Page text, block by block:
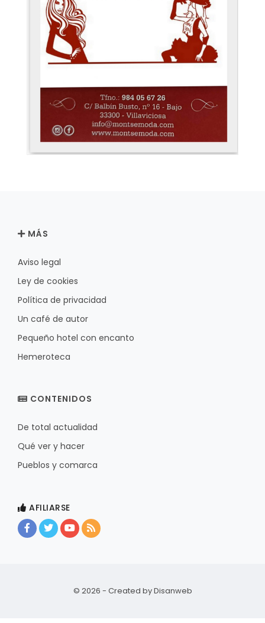
MÁS
Aviso legal
Ley de cookies
Política de privacidad
Un café de autor
Pequeño hotel con encanto
Hemeroteca
CONTENIDOS
De total actualidad
Qué ver y hacer
Pueblos y comarca
AFILIARSE
© 2026 - Created byDisanweb